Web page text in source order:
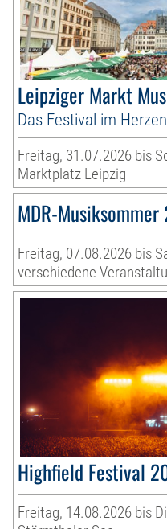
Leipziger Markt
Das Festival im
Freitag, 31.07.2026 bis
Marktplatz Leipzig
MDR-
Freitag, 07.08.2026 bis
verschiedene
Highfield Festival
Freitag, 14.08.2026 bis